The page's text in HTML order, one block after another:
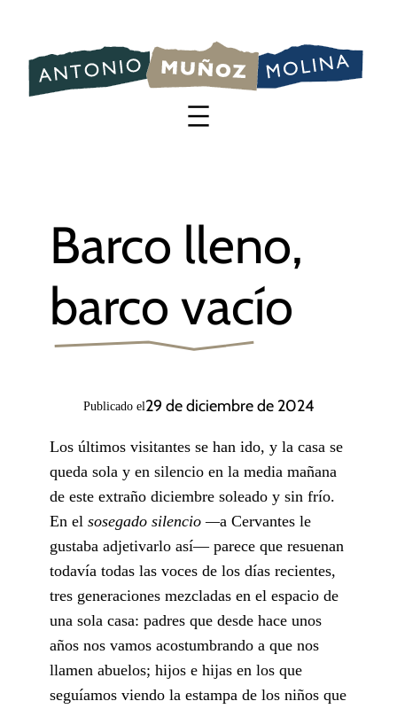
contenido
Barco lleno,
barco vacío
Publicado el29 de diciembre de 2024
Los últimos visitantes se han ido, y la casa se
queda sola y en silencio en la media mañana
de este extraño diciembre soleado y sin frío.
En el sosegado silencio —a Cervantes le
gustaba adjetivarlo así— parece que resuenan
todavía todas las voces de los días recientes,
tres generaciones mezcladas en el espacio de
una sola casa: padres que desde hace unos
años nos vamos acostumbrando a que nos
llamen abuelos; hijos e hijas en los que
seguíamos viendo la estampa de los niños que